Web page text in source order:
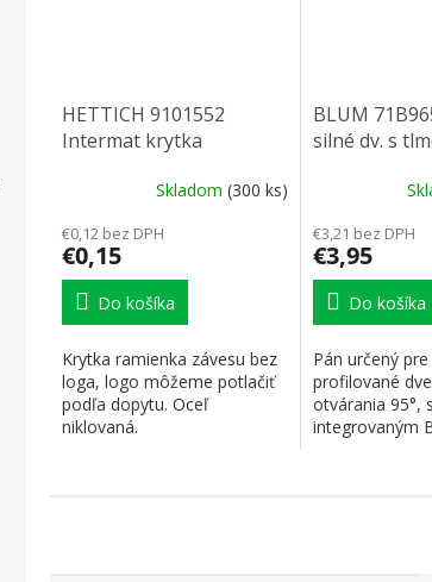
HETTICH 9101552
Intermat krytka
Skladom (300 ks)
€0,12 bez DPH
€0,15
Do košíka
Krytka ramienka závesu bez
loga, logo môžeme potlačiť
podľa dopytu. Oceľ
niklovaná.
BLUM
silné dv. s
€3,21 bez DPH
€3,95
Do košíka
Pán určený
profilované
otvárania 95°, s
integrovaným